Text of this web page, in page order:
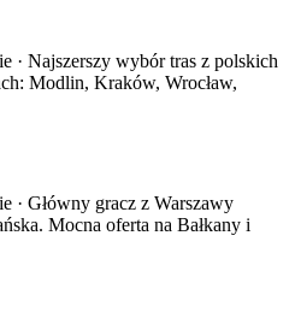
· Najszerszy wybór tras z polskich
Modlin, Kraków, Wrocław,
· Główny gracz z Warszawy
Mocna oferta na Bałkany i